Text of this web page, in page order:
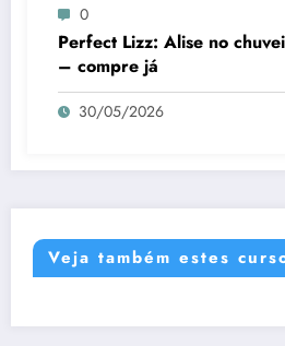
0
Perfect Lizz: Alise no
– compre já
30/05/2026
Veja também estes